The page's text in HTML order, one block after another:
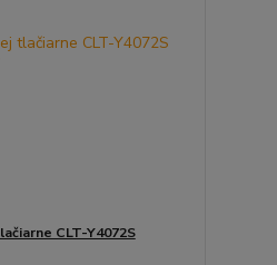
CLT-Y4072S